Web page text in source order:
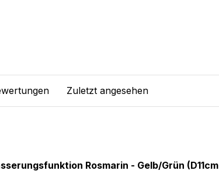
Zuletzt angesehen
Rosmarin - Gelb/Grün (D11cm